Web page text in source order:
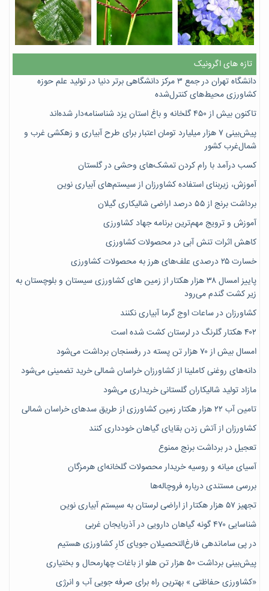
تازه های اگرونیک
دانشگاه تهران در جمع ۳ مرکز دانشگاهی برتر دنیا در تولید علم حوزه
کشاورزی محیط‌های کنترل‌شده
تاکنون بیش از ۴۵۰ گلخانه و باغ استان یزد شناسنامه‌دار شده‌اند
پیش‌بینی ۷‌ هزار میلیارد تومان اعتبار برای طرح آبیاری و زهکشی غرب و
شمال‌غرب کشور
کسب درآمد با رام کردن تمشک‌های وحشی در گلستان
آموزش، زیربنای استفاده کشاورزان از سیستم‌های آبیاری نوین
برداشت برنج از ۵۵ درصد اراضی شالیکاری گیلان
آموزش و ترویج مهم‌ترین برنامه جهاد کشاورزی
کاهش اثرات تنش آبی در محصولات کشاورزی
خسارت ۲۵ درصدی علف‌های هرز به محصولات کشاورزی
پاییز امسال ۳۸ هزار هکتار از زمین های کشاورزی سیستان و بلوچستان به
زیر کشت گندم می‌رود
کشاورزان در ساعات اوج گرما آبیاری نکنند
۴۰۲ هکتار گلرنگ در لرستان کشت شده است
امسال بیش از ۷۰ هزار تن پسته در رفسنجان برداشت می‌شود
دانه‌های روغنی کاملینا از کشاورزان خراسان شمالی خرید تضمینی می‌شود
مازاد تولید شالیکاران گلستانی خریداری می‌شود
تامین آب ۲۲ هزار هکتار زمین کشاورزی از طریق سدهای خراسان شمالی
کشاورزان از آتش زدن بقایای گیاهان خودداری کنند
تعجیل در برداشت برنج ممنوع
آسیای میانه و روسیه خریدار محصولات گلخانه‌ای هرمزگان
بررسی مستندی درباره فروچاله‌ها
تجهیز ۵۷ هزار هکتار از اراضی لرستان به سیستم آبیاری نوین
شناسایی ۴۷٠ گونه گیاهان دارویی در آذربایجان غربی
در پی ساماندهی فارغ‌التحصیلان جویای کارِ کشاورزی هستیم
پیش‎‌بینی برداشت ۵۰ هزار تن هلو از باغات چهارمحال و بختیاری
«کشاورزی حفاظتی » بهترین راه برای صرفه جویی آب و انرژی